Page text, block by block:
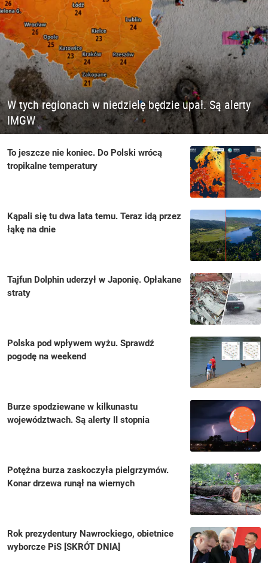
W tych regionach w niedzielę będzie upał. Są alerty
IMGW
To jeszcze nie koniec. Do Polski wrócą
tropikalne temperatury
Kąpali się tu dwa lata temu. Teraz idą przez
łąkę na dnie
Tajfun Dolphin uderzył w Japonię. Opłakane
straty
Polska pod wpływem wyżu. Sprawdź
pogodę na weekend
Burze spodziewane w kilkunastu
województwach. Są alerty II stopnia
Potężna burza zaskoczyła pielgrzymów.
Konar drzewa runął na wiernych
Rok prezydentury Nawrockiego, obietnice
wyborcze PiS [SKRÓT DNIA]